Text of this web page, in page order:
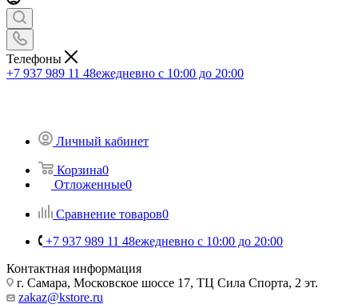
Телефоны
+7 937 989 11 48ежедневно с 10:00 до 20:00
Личный кабинет
Корзина0
Отложенные0
Сравнение товаров0
+7 937 989 11 48ежедневно с 10:00 до 20:00
Контактная информация
г. Самара, Московское шоссе 17, ТЦ Сила Спорта, 2 эт.
zakaz@kstore.ru